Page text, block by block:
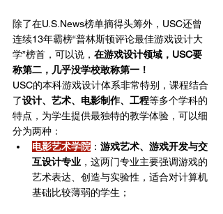
除了在U.S.News榜单摘得头筹外，USC还曾
连续13年霸榜“普林斯顿评论最佳游戏设计大
学”榜首，可以说， 在游戏设计领域，USC要
称第二，几乎没学校敢称第一！
USC的本科游戏设计体系非常特别，课程结合
了设计、艺术、电影制作、工程等多个学科的
特点，为学生提供最独特的教学体验，可以细
分为两种：
电影艺术学院 ： 游戏艺术、游戏开发与交
互设计专业 ，这两门专业主要强调游戏的
艺术表达、创造与实验性，适合对计算机
基础比较薄弱的学生；